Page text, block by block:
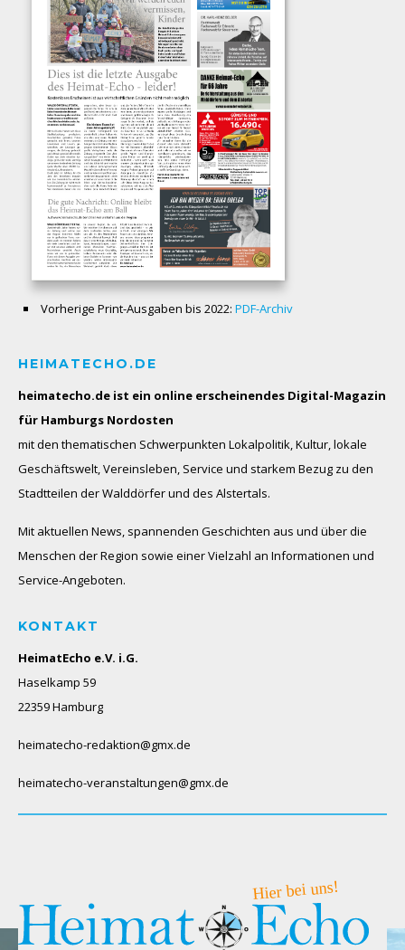
Vorherige Print-Ausgaben bis 2022: PDF-Archiv
HEIMATECHO.DE
heimatecho.de ist ein online erscheinendes Digital-Magazin
für Hamburgs Nordosten
mit den thematischen Schwerpunkten Lokalpolitik, Kultur, lokale
Geschäftswelt, Vereinsleben, Service und starkem Bezug zu den
Stadtteilen der Walddörfer und des Alstertals.
Mit aktuellen News, spannenden Geschichten aus und über die
Menschen der Region sowie einer Vielzahl an Informationen und
Service-Angeboten.
KONTAKT
HeimatEcho e.V. i.G.
Haselkamp 59
22359 Hamburg
heimatecho-redaktion@gmx.de
heimatecho-veranstaltungen@gmx.de